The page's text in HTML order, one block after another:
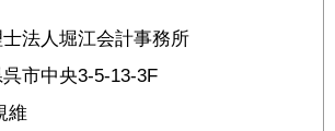
法人堀江会計事務所
市中央3-5-13-3F
維